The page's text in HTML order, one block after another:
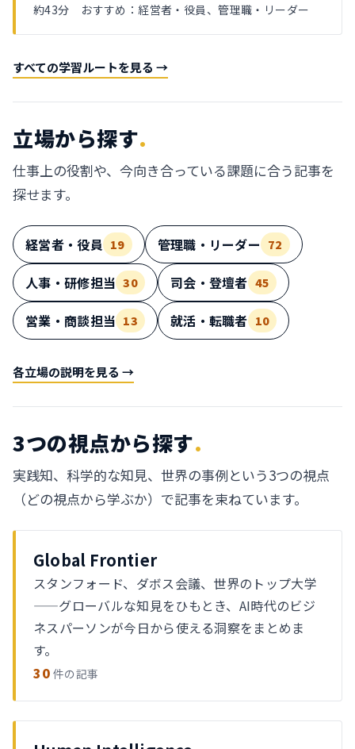
約43分 おすすめ：経営者・役員、管理職・リーダー
すべての学習ルートを見る →
立場から探す.
仕事上の役割や、今向き合っている課題に合う記事を
探せます。
経営者・役員 19 管理職・リーダー 72
人事・研修担当 30 司会・登壇者 45
営業・商談担当 13 就活・転職者 10
各立場の説明を見る →
3つの視点から探す.
実践知、科学的な知見、世界の事例という3つの視点
（どの視点から学ぶか）で記事を束ねています。
Global Frontier
スタンフォード、ダボス会議、世界のトップ大学
——グローバルな知見をひもとき、AI時代のビジ
ネスパーソンが今日から使える洞察をまとめま
す。
30 件の記事